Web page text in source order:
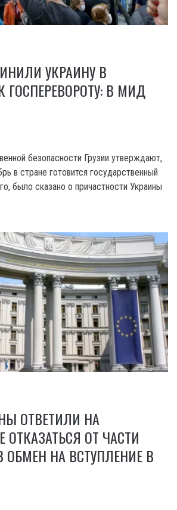
УКРАИНУ В
ГОСПЕРЕВОРОТУ: В МИД
безопасности Грузии утверждают,
в стране готовится государственный
было сказано о причастности Украины
ОТВЕТИЛИ НА
ОТ ЧАСТИ
ОБМЕН НА ВСТУПЛЕНИЕ В